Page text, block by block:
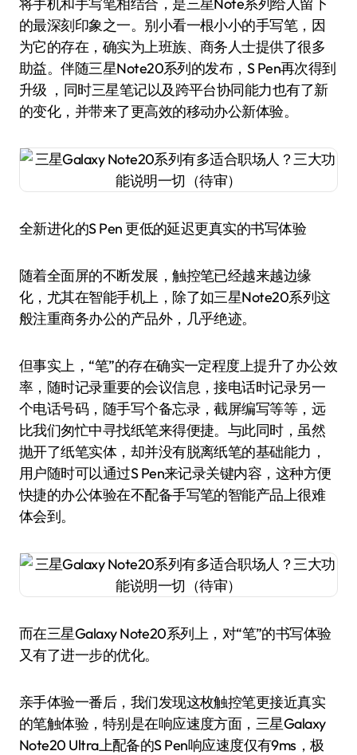
的最深刻印象之一。别小看一根小小的手写笔，因
为它的存在，确实为上班族、商务人士提供了很多
助益。伴随三星Note20系列的发布，S Pen再次得到
升级 ，同时三星笔记以及跨平台协同能力也有了新
的变化，并带来了更高效的移动办公新体验。
全新进化的S Pen 更低的延迟更真实的书写体验
随着全面屏的不断发展，触控笔已经越来越边缘
化，尤其在智能手机上，除了如三星Note20系列这
般注重商务办公的产品外，几乎绝迹。
但事实上，“笔”的存在确实一定程度上提升了办公效
率，随时记录重要的会议信息，接电话时记录另一
个电话号码，随手写个备忘录，截屏编写等等，远
比我们匆忙中寻找纸笔来得便捷。与此同时，虽然
抛开了纸笔实体，却并没有脱离纸笔的基础能力，
用户随时可以通过S Pen来记录关键内容，这种方便
快捷的办公体验在不配备手写笔的智能产品上很难
体会到。
而在三星Galaxy Note20系列上，对“笔”的书写体验
又有了进一步的优化。
亲手体验一番后，我们发现这枚触控笔更接近真实
的笔触体验，特别是在响应速度方面，三星Galaxy
Note20 Ultra上配备的S Pen响应速度仅有9ms，极